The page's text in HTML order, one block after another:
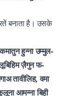
बनाता है। उसके
हुन्ना उम्मुल-
ज़ैगुन फ-
तावीलिह, वमा
आमन्ना बिही